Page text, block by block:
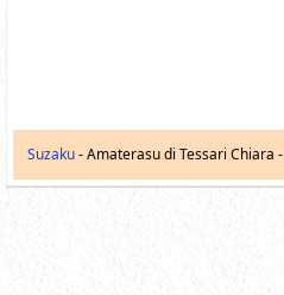
Suzaku- Amaterasu di Tessari Chiara -